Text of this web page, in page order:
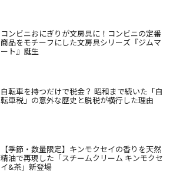
コンビニおにぎりが文房具に！コンビニの定番
商品をモチーフにした文房具シリーズ『ジムマ
ート』誕生
自転車を持つだけで税金？ 昭和まで続いた「自
転車税」の意外な歴史と脱税が横行した理由
【季節・数量限定】キンモクセイの香りを天然
精油で再現した「スチームクリーム キンモクセ
イ&茶」新登場